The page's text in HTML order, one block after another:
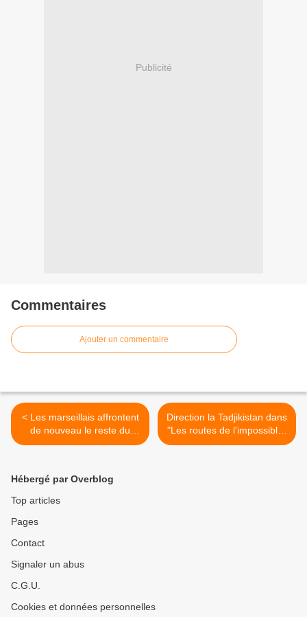
Publicité
Commentaires
Ajouter un commentaire
< Les marseillais affrontent
de nouveau le reste du
monde dès le 4 septembre
Direction la Tadjikistan dans
"Les routes de l'impossible"
ce soir sur France 5 >
Hébergé par Overblog
Top articles
Pages
Contact
Signaler un abus
C.G.U.
Cookies et données personnelles